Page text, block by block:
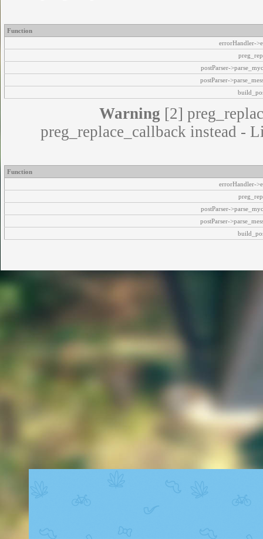
Function
errorHandler-
postParser-
postParser-
Warning [2]
preg_replace_callback instead -
Function
errorHandler-
postParser-
postParser-